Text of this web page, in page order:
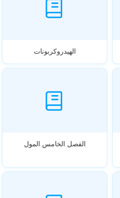
الهيدروكربونات
الفصل الخامس المول